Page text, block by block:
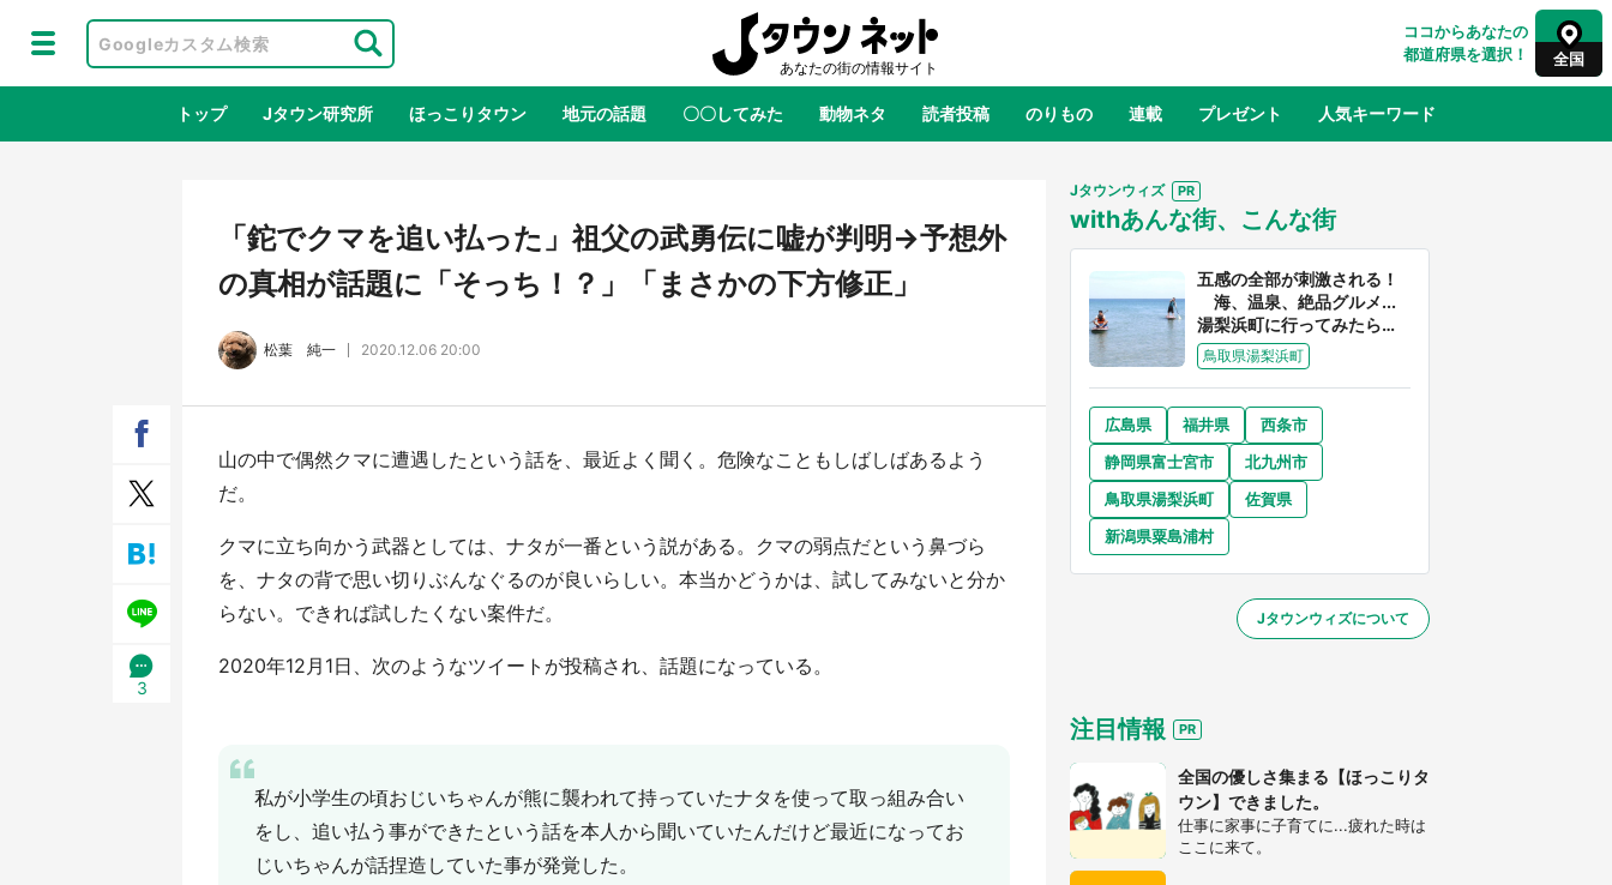
ココからあなたの
都道府県を選択！
全国
全国 全国
東北 青森 岩手 宮城 山形 福島
関東 茨城 栃木 千葉 東京 神奈川
奈良 和歌山
中国 鳥取 島根 岡山 山口
九州 福岡 佐賀 長崎 大分 宮崎
トップ Jタウン研究所 ほっこりタウン 地元の話題 〇〇してみた 動物ネタ 読者投稿 のりもの 連載 プレゼント 人気キーワード
地域×二次元 絶景 あの時はありがとう 物語がはじまる町へ ふるさと納税
服！？ 県公式プロモ動画で「聖地」
／1～10／26】
／1～31】
『小林さんちのメイドラゴン』と舞台
のモデル・越谷がコラボ 田んぼアー
トの見頃にあわせて企画続々【7／31
～】
もっとみる
「鉈でクマを追い払った」祖父の武勇伝に嘘が判明→予想外
の真相が話題に「そっち！？」「まさかの下方修正」
松葉 純一 2020.12.06 20:00
3
山の中で偶然クマに遭遇したという話を、最近よく聞く。危険なこともしばしばあるよう
だ。
クマに立ち向かう武器としては、ナタが一番という説がある。クマの弱点だという鼻づら
を、ナタの背で思い切りぶんなぐるのが良いらしい。本当かどうかは、試してみないと分か
らない。できれば試したくない案件だ。
2020年12月1日、次のようなツイートが投稿され、話題になっている。
私が小学生の頃おじいちゃんが熊に襲われて持っていたナタを使って取っ組み合い
をし、追い払う事ができたという話を本人から聞いていたんだけど最近になってお
じいちゃんが話捏造していた事が発覚した。
Jタウンウィズ
withあんな街、こんな街
五感の全部が刺激される！
海、温泉、絶品グルメ...
湯梨浜町に行ってみたら、
魅力に溢れすぎてた件
鳥取県湯梨浜町
広島県 福井県
西条市
静岡県富士宮市
北九州市
鳥取県湯梨浜町
佐賀県
新潟県粟島浦村
Jタウンウィズについて
注目情報
全国の優しさ集まる【ほっこりタ
ウン】できました。
仕事に家事に子育てに...疲れた時は
ここに来て。